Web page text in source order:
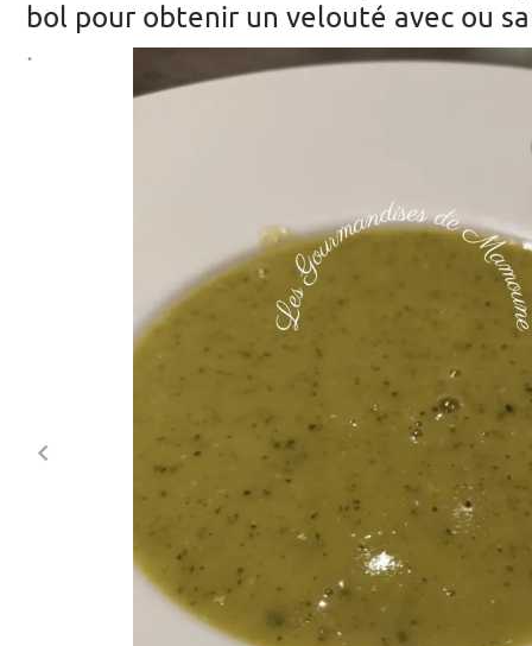
bol pour obtenir un velouté avec ou